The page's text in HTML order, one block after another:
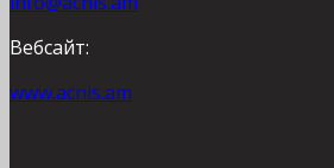
Вебсайт:
www.acnis.am